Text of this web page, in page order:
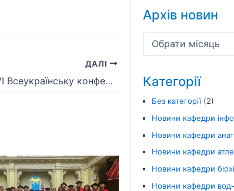
ДАЛІ
Запрошуємо на VІ Всеукраїнську конференцію «Інновації, гостинність, туризм: освіта, наука, практика»
Архів новин
Категорії
Без категорії(2)
Новини кафедри
Новини кафедри
Новини кафедри
Новини кафедри
Новини кафедри